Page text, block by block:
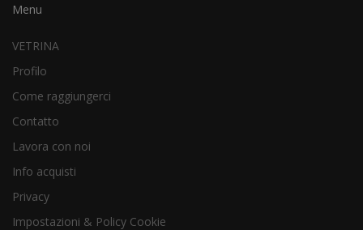
Menu
VETRINA
Profilo
Come raggiungerci
Contatto
Lavora con noi
Info acquisti
Privacy
Impostazioni & Policy Cookie